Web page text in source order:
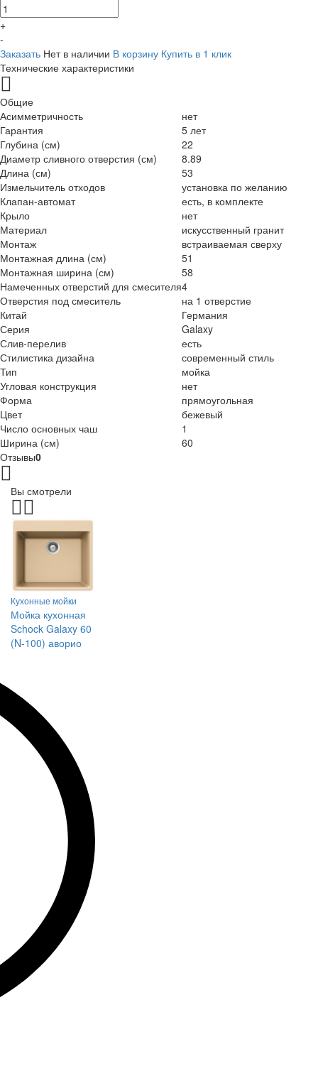
+
-
Заказать Нет в наличии В корзину Купить в 1 клик
Технические характеристики
Общие
Асимметричность
нет
Гарантия
5 лет
Глубина (см)
22
Диаметр сливного отверстия (см)
8.89
Длина (см)
53
Измельчитель отходов
установка по желанию
Клапан-автомат
есть, в комплекте
Крыло
нет
Материал
искусственный гранит
Монтаж
встраиваемая сверху
Монтажная длина (см)
51
Монтажная ширина (см)
58
Намеченных отверстий для смесителя4
Отверстия под смеситель
на 1 отверстие
Китай
Германия
Серия
Galaxy
Слив-перелив
есть
Стилистика дизайна
современный стиль
Тип
мойка
Угловая конструкция
нет
Форма
прямоугольная
Цвет
бежевый
Число основных чаш
1
Ширина (см)
60
Отзывы0
Вы смотрели
Кухонные мойки
Мойка кухонная
Schock Galaxy 60
(N-100) аворио